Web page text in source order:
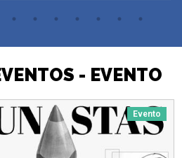
- EVENTO
Evento